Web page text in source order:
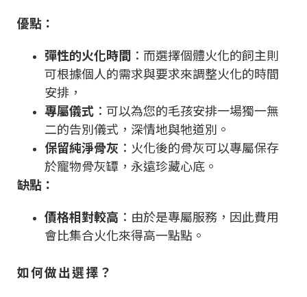
優點：
彈性的火化時間 ：而選擇個體火化的飼主則
可根據個人的需求與要求來調整火化的時間
安排，
專屬儀式 ：可以為您的毛孩安排一場獨一無
二的告別儀式，深情地與牠道別。
保留純淨骨灰 ：火化後的骨灰可以專屬保存
於寵物骨灰罈，永遠珍藏心底。
缺點：
價格相對較高 ：由於是專屬服務，因此費用
會比集合火化來得高一點點。
如何做出選擇？